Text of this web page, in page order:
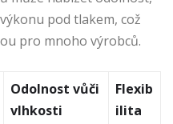
pod tlakem, což
pro mnoho výrobců.
Odolnost vůči
vlhkosti
Flexib
ilita